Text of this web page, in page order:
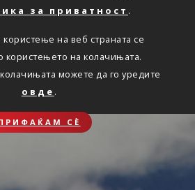
за приватност .
на веб страната се
користењето на колачињата.
можете да го уредите
овде .
СЀ